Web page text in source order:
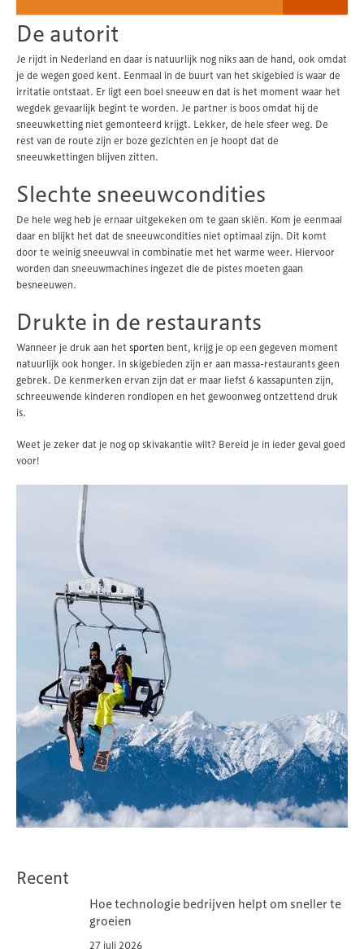
De autorit
Je rijdt in Nederland en daar is natuurlijk nog niks aan de hand, ook omdat
je de wegen goed kent. Eenmaal in de buurt van het skigebied is waar de
irritatie ontstaat. Er ligt een boel sneeuw en dat is het moment waar het
wegdek gevaarlijk begint te worden. Je partner is boos omdat hij de
sneeuwketting niet gemonteerd krijgt. Lekker, de hele sfeer weg. De
rest van de route zijn er boze gezichten en je hoopt dat de
sneeuwkettingen blijven zitten.
Slechte sneeuwcondities
De hele weg heb je ernaar uitgekeken om te gaan skiën. Kom je eenmaal
daar en blijkt het dat de sneeuwcondities niet optimaal zijn. Dit komt
door te weinig sneeuwval in combinatie met het warme weer. Hiervoor
worden dan sneeuwmachines ingezet die de pistes moeten gaan
besneeuwen.
Drukte in de restaurants
Wanneer je druk aan het sporten bent, krijg je op een gegeven moment
natuurlijk ook honger. In skigebieden zijn er aan massa-restaurants geen
gebrek. De kenmerken ervan zijn dat er maar liefst 6 kassapunten zijn,
schreeuwende kinderen rondlopen en het gewoonweg ontzettend druk
is.
Weet je zeker dat je nog op skivakantie wilt? Bereid je in ieder geval goed
voor!
Recent
Hoe technologie bedrijven helpt om sneller te
groeien
27 juli 2026